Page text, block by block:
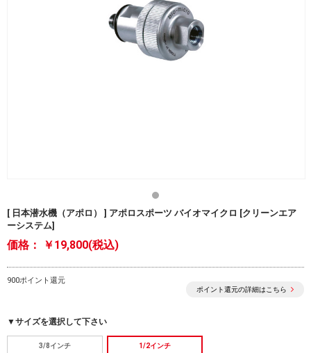
[ 日本潜水機（アポロ） ] アポロスポーツ バイオマイクロ [クリーンエア
ーシステム]
価格： ￥19,800(税込)
900ポイント還元
ポイント還元の詳細はこちら
▼サイズを選択して下さい
3/8インチ 1/2インチ